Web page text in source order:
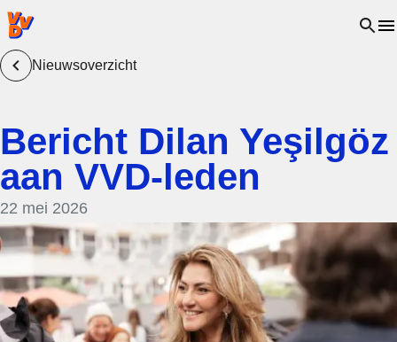
VVD.nl - Ga naar de homepage Open
Nieuwsoverzicht
Bericht Dilan Yeşilgöz
aan VVD-leden
22 mei 2026